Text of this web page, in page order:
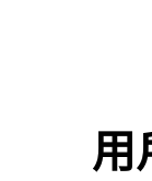
用